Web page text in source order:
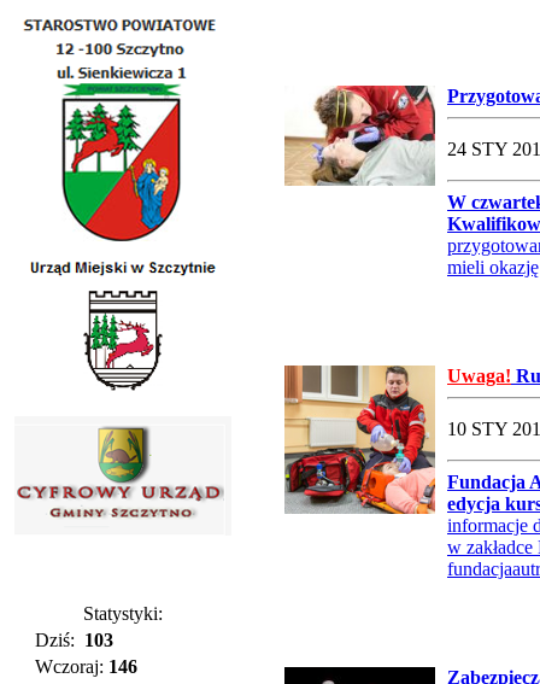
Statystyki:
Dziś: 103
Wczoraj: 146
24 STY
W
mieli
Uwaga!
10 STY
Fundacja
edycja
informacje
w